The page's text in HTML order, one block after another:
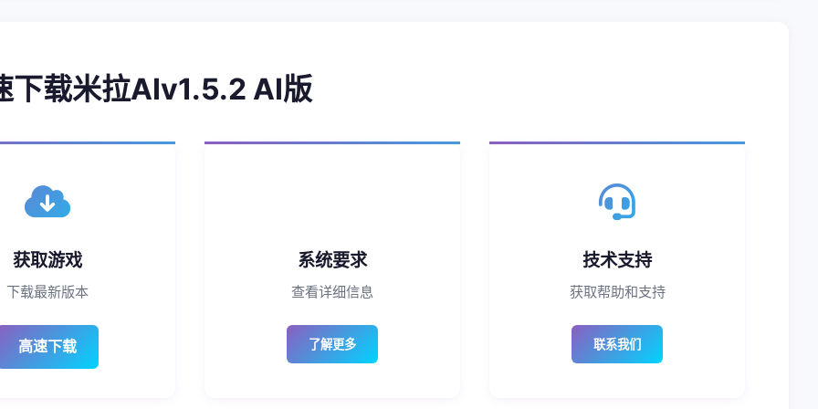
下载米拉AIv1.5.2 AI版
获取游戏
下载最新版本
高速下载
系统要求
查看详细信息
了解更多
技术支持
获取帮助和支持
联系我们